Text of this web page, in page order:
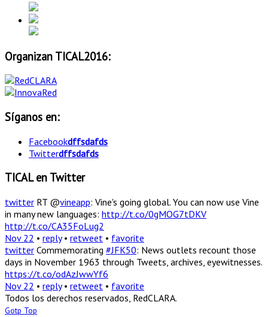
Organizan TICAL2016:
Síganos en:
Facebookdffsdafds
Twitterdffsdafds
TICAL en Twitter
twitter RT @vineapp: Vine's going global. You can now use Vine
in many new languages: http://t.co/0gMOG7tDKV
http://t.co/CA35FoLug2
Nov 22 • reply• retweet • favorite
twitter Commemorating #JFK50: News outlets recount those
days in November 1963 through Tweets, archives, eyewitnesses.
https://t.co/odAzJwwYf6
Nov 22 • reply• retweet • favorite
Todos los derechos reservados, RedCLARA.
Gotp Top